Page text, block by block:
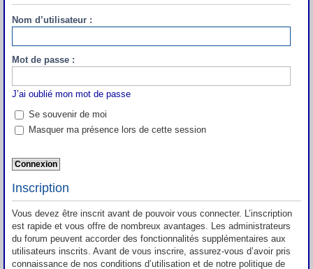
Nom d’utilisateur :
Mot de passe :
J’ai oublié mon mot de passe
Se souvenir de moi
Masquer ma présence lors de cette session
Inscription
Vous devez être inscrit avant de pouvoir vous connecter. L’inscription
est rapide et vous offre de nombreux avantages. Les administrateurs
du forum peuvent accorder des fonctionnalités supplémentaires aux
utilisateurs inscrits. Avant de vous inscrire, assurez-vous d’avoir pris
connaissance de nos conditions d’utilisation et de notre politique de